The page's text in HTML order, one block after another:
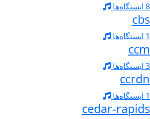
8 ایستگاه‌ها
cbs
1 ایستگاه‌ها
ccm
3 ایستگاه‌ها
ccrdn
1 ایستگاه‌ها
cedar-rapids